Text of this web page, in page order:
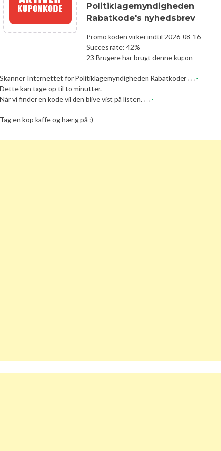
Politiklagemyndigheden
Rabatkode's nyhedsbrev
Promo koden virker indtil 2026-08-16
Succes rate: 42%
23 Brugere har brugt denne kupon
Skanner Internettet for Politiklagemyndigheden Rabatkoder
Dette kan tage op til to minutter.
Når vi finder en kode vil den blive vist på listen.
Tag en kop kaffe og hæng på :)